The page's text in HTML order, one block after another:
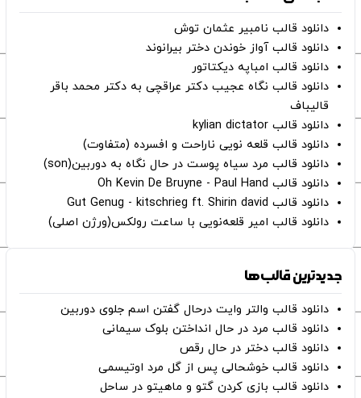
دانلود قالب نامبیر عثمان ‌توش
دانلود قالب آواز خوندن دختر بیرانوند
دانلود قالب امباپه دیکتاتور
دانلود قالب نگاه عجیب دکتر عراقچی به دکتر محمد باقر
قالیباف
دانلود قالب kylian dictator
دانلود قالب قلعه نویی ناراحت و افسرده (متفاوت)
دانلود قالب مرد سیاه پوست در حال نگاه به دوربین(son)
دانلود قالب Oh Kevin De Bruyne - Paul Hand
دانلود قالب Gut Genug - kitschrieg ft. Shirin david
دانلود قالب امیر قلعه‌نویی با ساعت رولکس(ورژن اصلی)
جدیدترین قالب‌ها
دانلود قالب والتر وایت درحال گفتن اسم جلوی دوربین
دانلود قالب مرد در حال انداختن بلوک سیمانی
دانلود قالب دختر در حال رقص
دانلود قالب خوشحالی پس از گل مرد اوتیسمی
دانلود قالب بازی کردن گتو و ماهیتو در ساحل